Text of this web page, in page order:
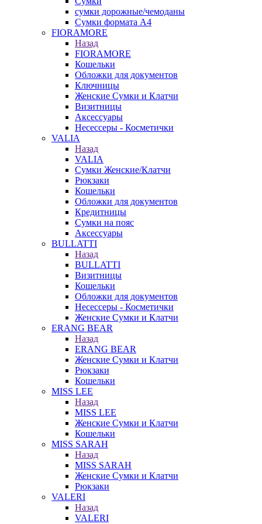
сумки дорожные/чемоданы
Сумки формата А4
FIORAMORE
Назад
FIORAMORE
Кошельки
Обложки для документов
Ключницы
Женские Сумки и Клатчи
Визитницы
Аксессуары
Несессеры - Косметички
VALIA
Назад
VALIA
Сумки Женские/Клатчи
Рюкзаки
Кошельки
Обложки для документов
Кредитницы
Сумки на пояс
Аксессуары
BULLATTI
Назад
BULLATTI
Визитницы
Кошельки
Обложки для документов
Несессеры - Косметички
Женские Сумки и Клатчи
ERANG BEAR
Назад
ERANG BEAR
Женские Сумки и Клатчи
Рюкзаки
Кошельки
MISS LEE
Назад
MISS LEE
Женские Сумки и Клатчи
Кошельки
MISS SARAH
Назад
MISS SARAH
Женские Сумки и Клатчи
Рюкзаки
VALERI
Назад
VALERI